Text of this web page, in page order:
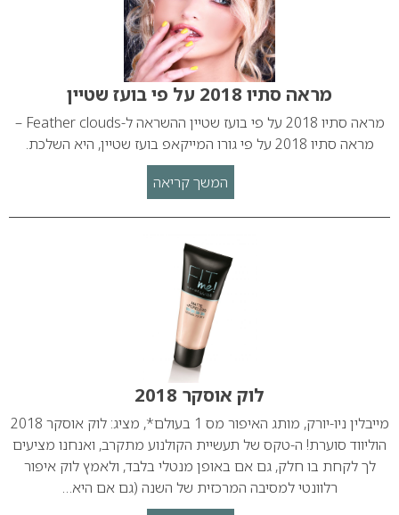
מראה סתיו 2018 על פי בועז שטיין
מראה סתיו 2018 על פי בועז שטיין ההשראה ל-Feather clouds –
מראה סתיו 2018 על פי גורו המייקאפ בועז שטיין, היא השלכת.
המשך קריאה
לוק אוסקר 2018
מייבלין ניו-יורק, מותג האיפור מס 1 בעולם*, מציג: לוק אוסקר 2018
הוליווד סוערת! ה-טקס של תעשיית הקולנוע מתקרב, ואנחנו מציעים
לך לקחת בו חלק, גם אם באופן מנטלי בלבד, ולאמץ לוק איפור
רלוונטי למסיבה המרכזית של השנה (גם אם היא…